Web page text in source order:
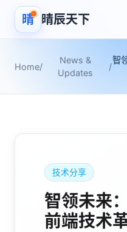
晴 晴辰天下
Home/
News &
Updates
/
智
技术分享
智领未来
前端技术